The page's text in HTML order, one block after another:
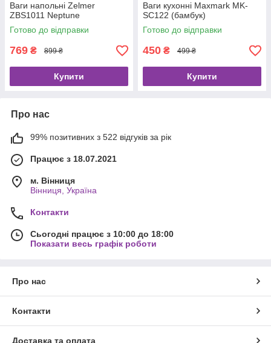
Ваги напольні Zelmer
ZBS1011 Neptune
Готово до відправки
769 ₴ 899 ₴
Купити
Ваги кухонні Maxmark MK-
SC122 (бамбук)
Готово до відправки
450 ₴ 499 ₴
Купити
Про нас
99% позитивних з 522 відгуків за рік
Працює з 18.07.2021
м. Вінниця
Вінниця, Україна
Контакти
Сьогодні працює з 10:00 до 18:00
Показати весь графік роботи
Про нас
Контакти
Доставка та оплата